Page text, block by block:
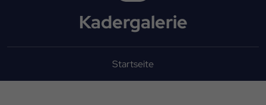
Kadergalerie
Startseite